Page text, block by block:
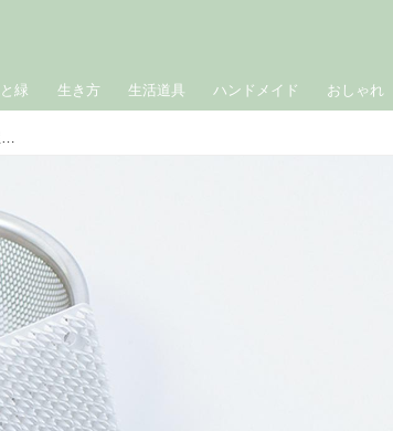
緑 生き方 生活道具 ハンドメイド おしゃれ
暮らし上手6人がおすすめ！「台所」の掃除道具6選。松野屋、無印良品、白雪...“これさえあれば”の掃除道具